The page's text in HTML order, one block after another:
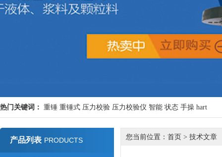
热门关键词： 重锤 重锤式 压力校验 压力校验仪 智能 状态 手操 hart
产品列表 PRODUCTS 您当前位置： 首页 > 技术文章